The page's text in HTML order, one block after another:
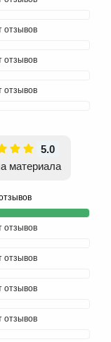
отзывов
отзывов
отзывов
5.0
материала
отзывов
отзывов
отзывов
отзывов